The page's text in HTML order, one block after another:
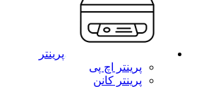
پرینتر
پرینتر اچ پی
پرینتر کانن